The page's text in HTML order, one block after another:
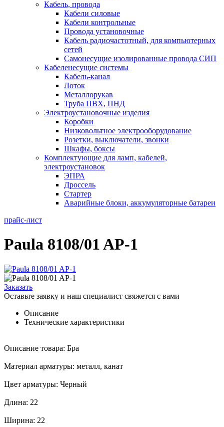
Кабель, провода
Кабели силовые
Кабели контрольные
Провода установочные
Кабель радиочастотный, для компьютерных
сетей
Самонесущие изолированные провода СИП
Кабеленесущие системы
Кабель-канал
Лоток
Металлорукав
Труба ПВХ, ПНД
Электроустановочные изделия
Коробки
Низковольтное электрооборудование
Розетки, выключатели, звонки
Шкафы, боксы
Комплектующие для ламп, кабелей,
электроустановок
ЭПРА
Дроссель
Стартер
Аварийные блоки, аккумуляторные батареи
прайс-лист
Paula 8108/01 AP-1
Заказать
Оставьте заявку и наш специалист свяжется с вами
Описание
Технические характеристики
Описание товара: Бра
Материал арматуры: металл, канат
Цвет арматуры: Черный
Длина: 22
Ширина: 22